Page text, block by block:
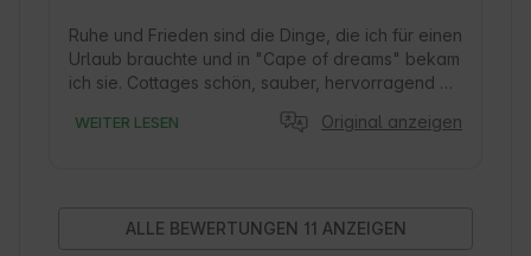
Seite auch die Entfernung vom Strand -
buchstäblich ein paar Minuten zu Fuß. Frau
Marzena, die Vermieterin, freundlich und
Ruhe und Frieden sind die Dinge, die ich für einen
Urlaub brauchte und in "Cape of dreams" bekam
ich sie. Cottages schön, sauber, hervorragend
Nahe zum Meer. Ich empfehle diesen Ort im
WEITER LESEN Original anzeigen
ALLE BEWERTUNGEN 11 ANZEIGEN